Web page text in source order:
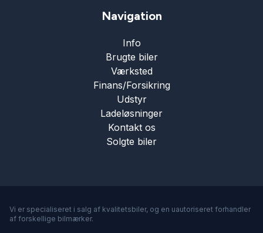
Navigation
Info
Brugte biler
Værksted
Finans/Forsikring
Udstyr
Ladeløsninger
Kontakt os
Solgte biler
Vi er specialiseret i salg af kvalitetsbiler, og en uautoriseret forhandler
af forskellige bilmærker.